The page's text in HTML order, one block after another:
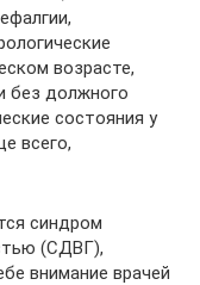
возрасте,
без должного
состояния у
всего,
синдром
(СДВГ),
внимание врачей